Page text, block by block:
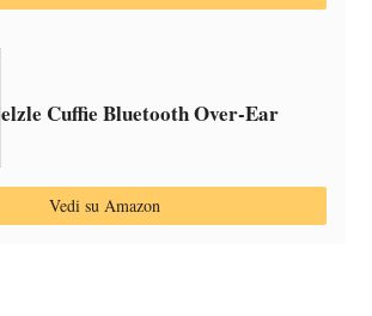
elzle Cuffie Bluetooth Over-Ear
Vedi su Amazon